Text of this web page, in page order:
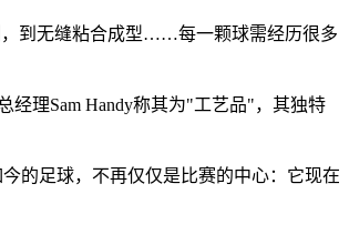
，到无缝粘合成型……每一颗球需经历很多
经理Sam Handy称其为"工艺品"，其独特
的足球，不再仅仅是比赛的中心：它现在